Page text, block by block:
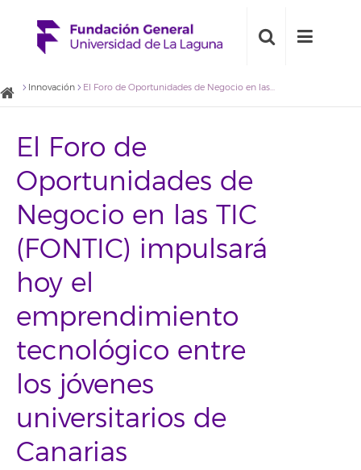
Innovación El Foro de Oportunidades de Negocio en las TIC (FONTIC) impulsará hoy el emprendimiento tecnológico entre los jóvenes universitarios de Canarias
El Foro de
Oportunidades de
Negocio en las TIC
(FONTIC) impulsará
hoy el
emprendimiento
tecnológico entre
los jóvenes
universitarios de
Canarias